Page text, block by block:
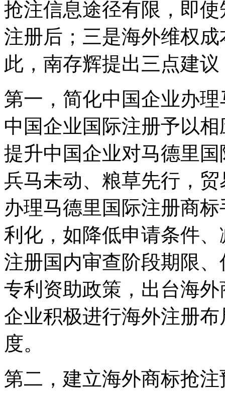
抢注信息途径有限，即
注册后；三是海外维权
此，南存辉提出三点建议
第一，简化中国企业办
中国企业国际注册予以
提升中国企业对马德里
兵马未动、粮草先行，
办理马德里国际注册商
利化，如降低申请条件
注册国内审查阶段期限
专利资助政策，出台海
企业积极进行海外注册
度。
第二，建立海外商标抢